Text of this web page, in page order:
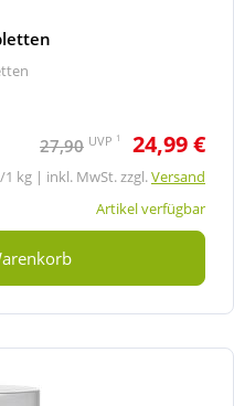
27,90 UVP 1 24,99 €
1 kg | inkl. MwSt. zzgl.Versand
Artikel verfügbar